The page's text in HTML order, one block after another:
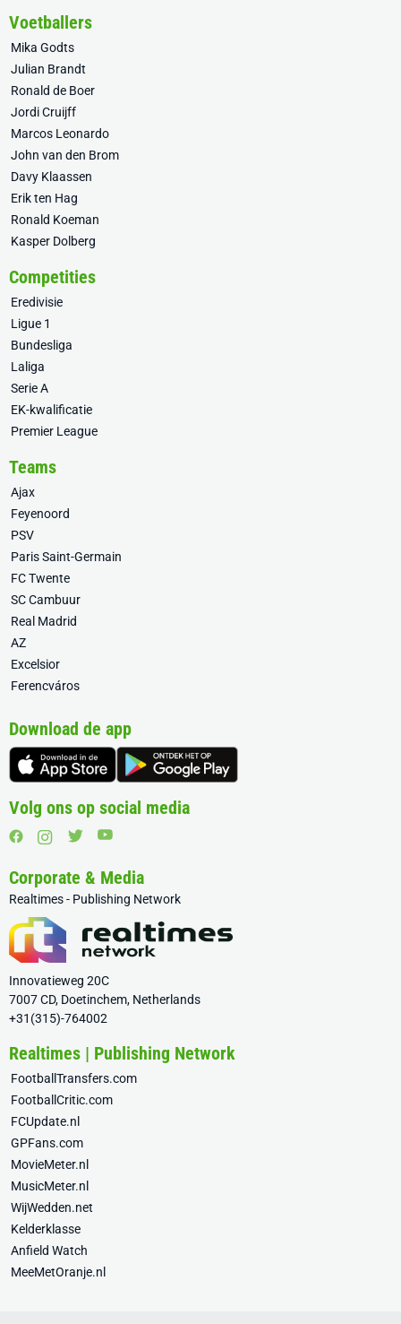
Voetballers
Mika Godts
Julian Brandt
Ronald de Boer
Jordi Cruijff
Marcos Leonardo
John van den Brom
Davy Klaassen
Erik ten Hag
Ronald Koeman
Kasper Dolberg
Competities
Eredivisie
Ligue 1
Bundesliga
Laliga
Serie A
EK-kwalificatie
Premier League
Teams
Ajax
Feyenoord
PSV
Paris Saint-Germain
FC Twente
SC Cambuur
Real Madrid
AZ
Excelsior
Ferencváros
Download de app
Volg ons op social media
Corporate & Media
Realtimes - Publishing Network
Innovatieweg 20C
7007 CD, Doetinchem, Netherlands
+31(315)-764002
Realtimes | Publishing Network
FootballTransfers.com
FootballCritic.com
FCUpdate.nl
GPFans.com
MovieMeter.nl
MusicMeter.nl
WijWedden.net
Kelderklasse
Anfield Watch
MeeMetOranje.nl